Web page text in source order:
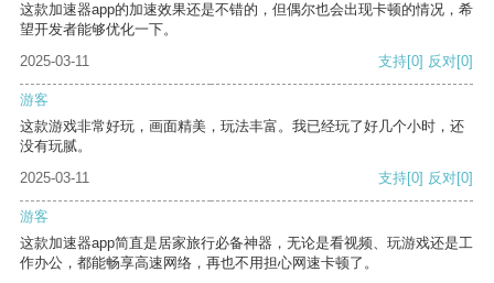
这款加速器app的加速效果还是不错的，但偶尔也会出现卡顿的情况，希
望开发者能够优化一下。
2025-03-11
支持[0] 反对[0]
游客
这款游戏非常好玩，画面精美，玩法丰富。我已经玩了好几个小时，还
没有玩腻。
2025-03-11
支持[0] 反对[0]
游客
这款加速器app简直是居家旅行必备神器，无论是看视频、玩游戏还是工
作办公，都能畅享高速网络，再也不用担心网速卡顿了。